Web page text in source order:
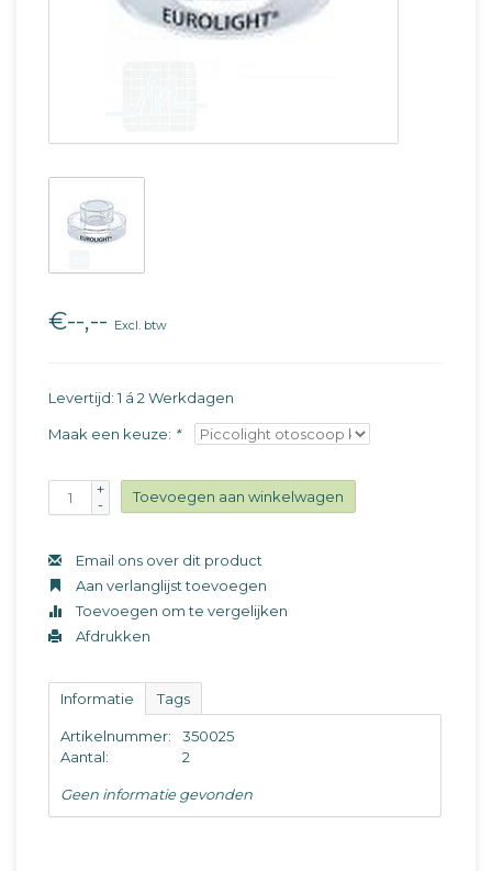
€--,-- Excl. btw
Levertijd: 1 á 2 Werkdagen
Maak een keuze: *
+
-
Toevoegen aan winkelwagen
Email ons over dit product
Aan verlanglijst toevoegen
Toevoegen om te vergelijken
Afdrukken
Informatie Tags
Artikelnummer:
350025
Aantal:
2
Geen informatie gevonden